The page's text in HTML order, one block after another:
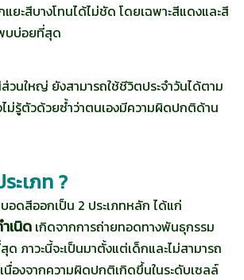
แยะสีบางโทนได้ไม่ชัด โดยเฉพาะสีแดงและสี
บบ่อยที่สุด
วนใหญ่ ยังสามารถใช้ชีวิตประจำวันได้ตาม
ม่รู้ตัวด้วยซ้ำว่าตนเองมีความผิดปกติด้าน
ะเภท ?
อดสีออกเป็น 2 ประเภทหลัก ได้แก่
เนิด เกิดจากการถ่ายทอดทางพันธุกรรม
ภาวะนี้จะเป็นมาตั้งแต่เด็กและไม่สามารถ
นื่องจากความผิดปกติเกิดขึ้นในระดับเซลล์